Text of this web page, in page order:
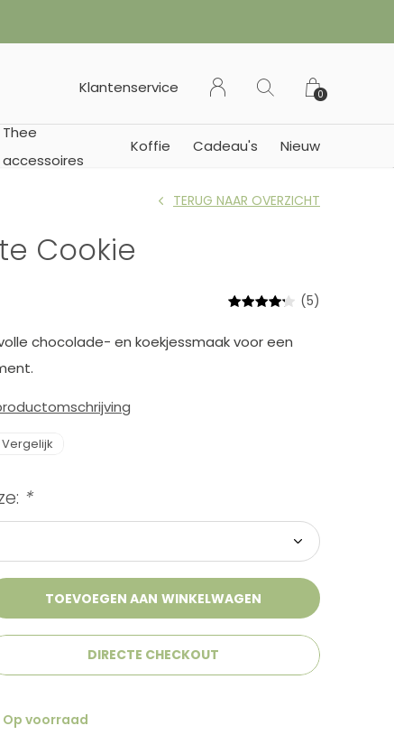
Thee
accessoires
Koffie Cadeau's Nieuw
Klantenservice 0
Cookie
TERUG NAAR OVERZICHT
(5)
chocolade- en koekjessmaak voor een
Vergelijk
*
TOEVOEGEN AAN WINKELWAGEN
DIRECTE CHECKOUT
Op voorraad